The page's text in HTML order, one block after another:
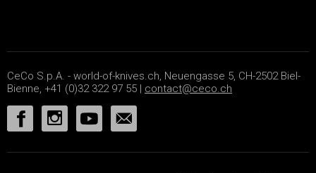
CeCo S.p.A. - world-of-knives.ch, Neuengasse 5, CH-2502 Biel-
Bienne, +41 (0)32 322 97 55 | contact@ceco.ch